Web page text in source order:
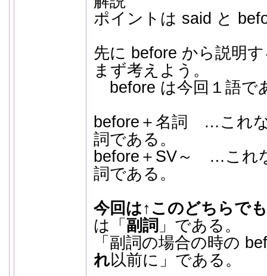
ポイントは said と
先に before から説明
まず考えよう。
before は今回１語で
before＋名詞 …これ
詞である。
before＋SV～ …これ
詞である。
今回は↑このどちらで
は「 副詞 」である。
「副詞の場合の時の
れ以前に」である。